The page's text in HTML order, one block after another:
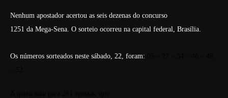
Nenhum apostador acertou as seis dezenas do concurso
1251 da Mega-Sena. O sorteio ocorreu na capital federal, Brasília.
Os números sorteados neste sábado, 22, foram: